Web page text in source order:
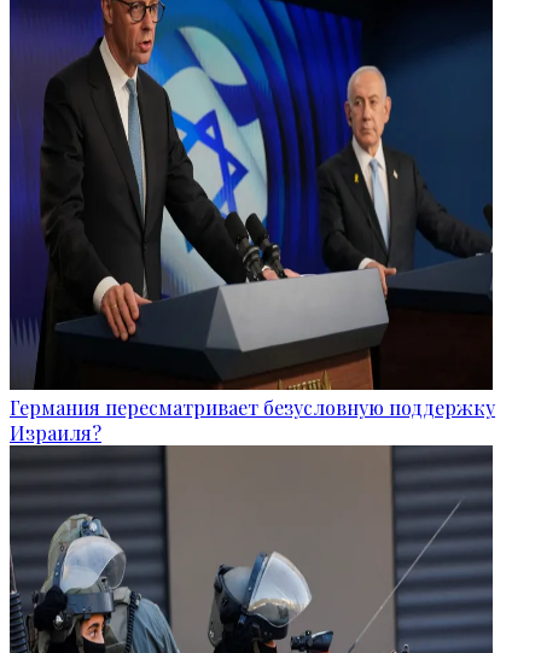
Германия пересматривает безусловную поддержку
Израиля?